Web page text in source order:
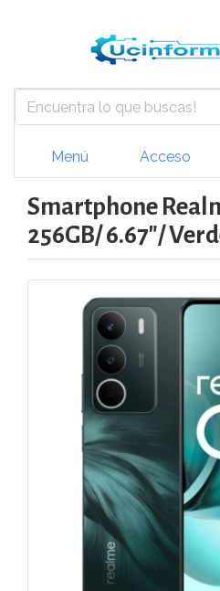
Menú Acceso
Smartphone
256GB/ 6.67"/